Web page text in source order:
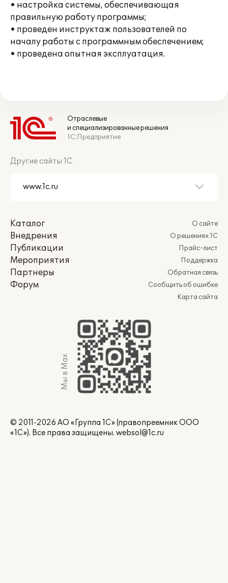
• настройка системы, обеспечивающая
правильную работу программы;
• проведен инструктаж пользователей по
началу работы с программным обеспечением;
• проведена опытная эксплуатация.
Отраслевые
и специализированные решения
1С:Предприятие
Другие сайты 1С
Каталог
Внедрения
Публикации
Мероприятия
Партнеры
Форум
О сайте
О решениях 1С
Прайс-лист
Поддержка
Обратная связь
Сообщить об ошибке
Карта сайта
Мы в Max
© 2011-2026 АО «Группа 1С» (правопреемник ООО
«1С»). Все права защищены. websol@1c.ru